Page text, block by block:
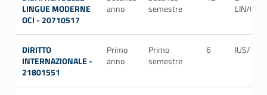
LINGUE MODERNE
OCI - 20710517
anno
semestre
LIN/02
DIRITTO
INTERNAZIONALE -
21801551
Primo
anno
Primo
semestre
6 IUS/13